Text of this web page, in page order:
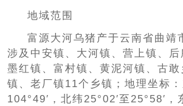
地域范围
富源大河乌猪产于云南省曲靖
涉及中安镇、大河镇、营上镇、后
墨红镇、富村镇、黄泥河镇、古敢
镇、老厂镇11个乡镇；地理坐标：
104°49′，北纬25°02′至25°58′